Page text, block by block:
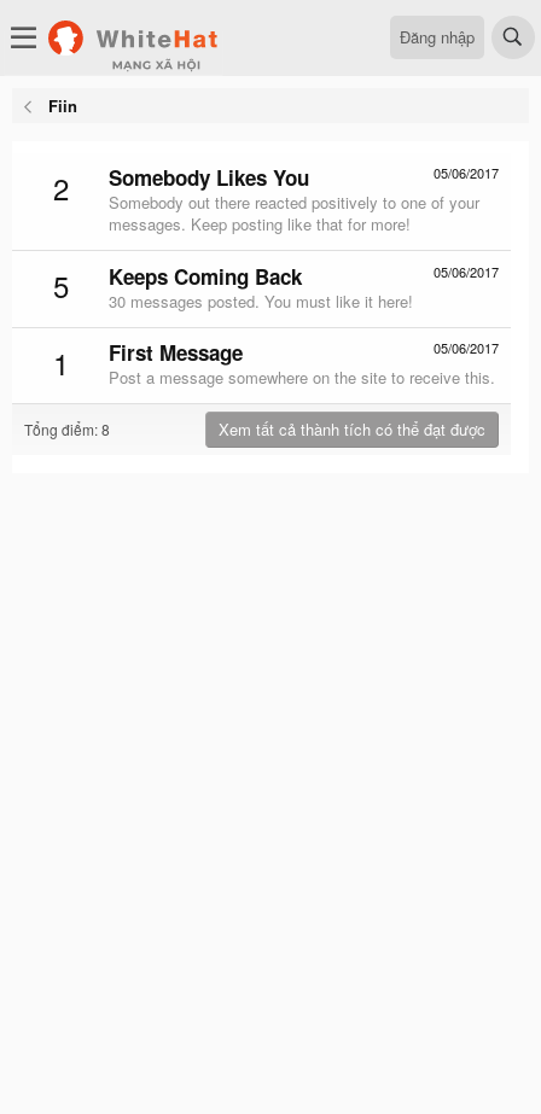
Đăng nhập
Fiin
2 05/06/2017
Somebody Likes You
Somebody out there reacted positively to one of your
messages. Keep posting like that for more!
5 05/06/2017
Keeps Coming Back
30 messages posted. You must like it here!
1 05/06/2017
First Message
Post a message somewhere on the site to receive this.
Tổng điểm: 8 Xem tất cả thành tích có thể đạt được